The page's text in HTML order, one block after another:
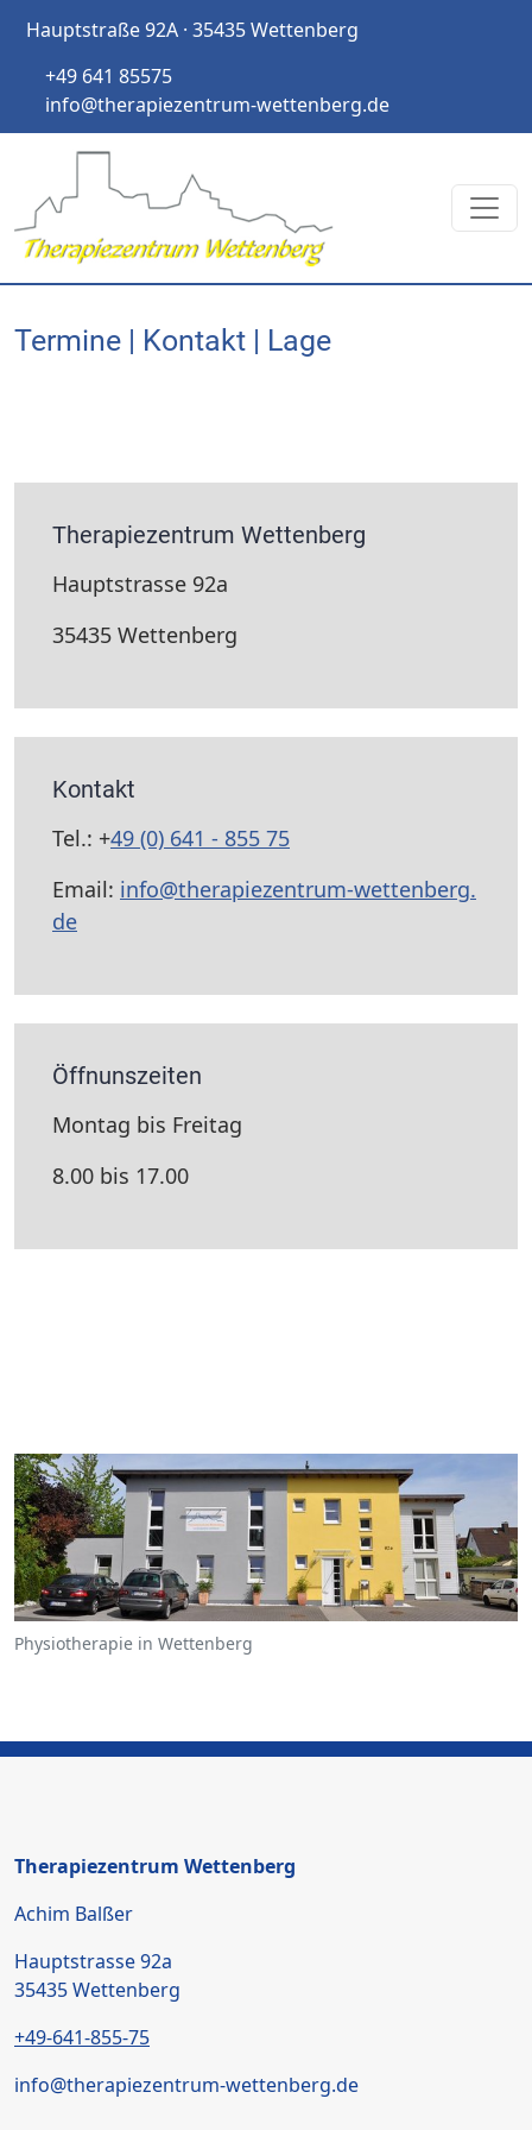
Hauptstraße 92A · 35435 Wettenberg
+49 641 85575
info@therapiezentrum-wettenberg.de
Termine | Kontakt | Lage
Therapiezentrum Wettenberg
Hauptstrasse 92a
35435 Wettenberg
Kontakt
Tel.: +49 (0) 641 - 855 75
Email: info@therapiezentrum-wettenberg.
de
Öffnunszeiten
Montag bis Freitag
8.00 bis 17.00
Physiotherapie in Wettenberg
Therapiezentrum Wettenberg
Achim Balßer
Hauptstrasse 92a
35435 Wettenberg
+49-641-855-75
info@therapiezentrum-wettenberg.de